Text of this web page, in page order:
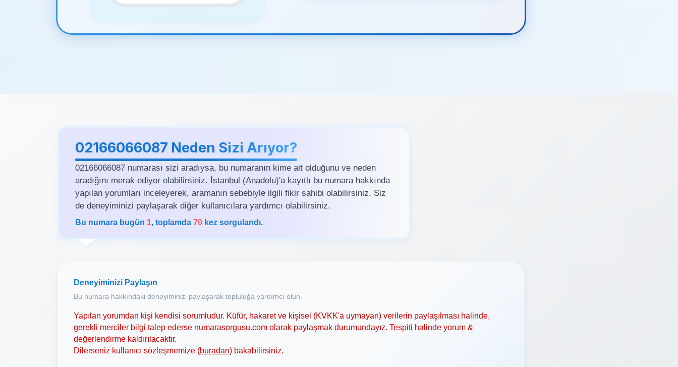
02166066087 Neden Sizi Arıyor?
02166066087 numarası sizi aradıysa, bu numaranın kime ait olduğunu ve neden
aradığını merak ediyor olabilirsiniz. İstanbul (Anadolu)'a kayıtlı bu numara hakkında
yapılan yorumları inceleyerek, aramanın sebebiyle ilgili fikir sahibi olabilirsiniz. Siz
de deneyiminizi paylaşarak diğer kullanıcılara yardımcı olabilirsiniz.
Bu numara bugün 1, toplamda 70 kez sorgulandı.
Deneyiminizi Paylaşın
Bu numara hakkındaki deneyiminizi paylaşarak topluluğa yardımcı olun.
Yapılan yorumdan kişi kendisi sorumludur. Küfür, hakaret ve kişisel (KVKK'a uymayan) verilerin paylaşılması halinde,
gerekli merciler bilgi talep ederse numarasorgusu.com olarak paylaşmak durumundayız. Tespiti halinde yorum &
değerlendirme kaldırılacaktır.
Dilerseniz kullanıcı sözleşmemize (buradan) bakabilirsiniz.